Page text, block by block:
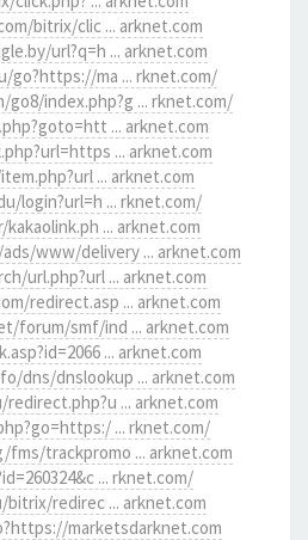
bitrix/clic ... arknet.com
url?q=h ... arknet.com
go?https://ma ... rknet.com/
index.php?g ... rknet.com/
... arknet.com
... arknet.com
... arknet.com
login?url=h ... rknet.com/
... arknet.com
www/delivery ... arknet.com
url.php?url ... arknet.com
redirect.asp ... arknet.com
forum/smf/ind ... arknet.com
... arknet.com
dns/dnslookup ... arknet.com
... arknet.com
... rknet.com/
trackpromo ... arknet.com
... rknet.com/
redirec ... arknet.com
marketsdarknet.com